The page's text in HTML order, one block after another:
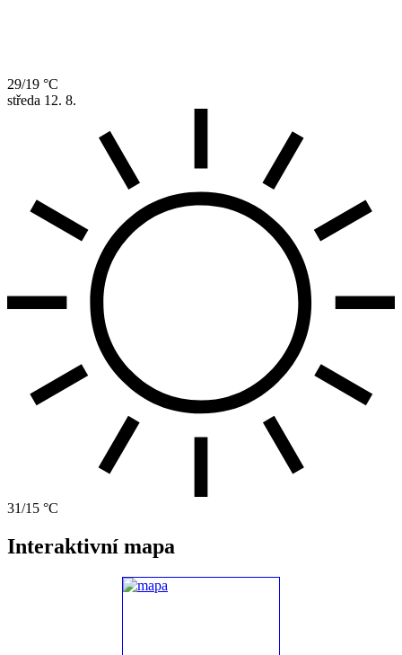
29/19 °C
středa 12. 8.
31/15 °C
Interaktivní mapa